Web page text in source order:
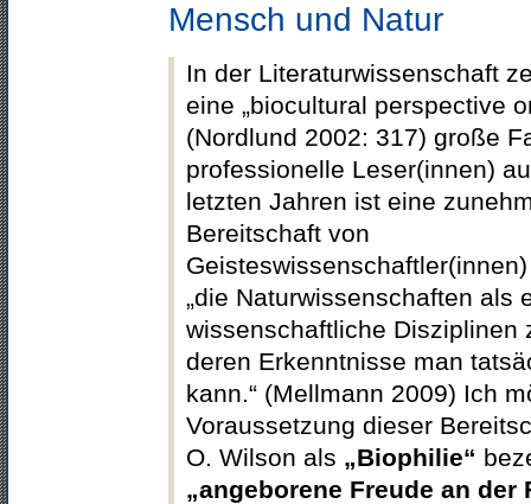
Mensch und Natur
In der Literaturwissenschaft
eine „biocultural perspective
(Nordlund 2002: 317) große
professionelle Leser(innen)
letzten Jahren ist eine
Bereitschaft von
„die Naturwissenschaften als
wissenschaftliche Disziplinen
deren Erkenntnisse man
kann.“ (Mellmann 2009) Ich
Voraussetzung dieser
O. Wilson als „Biophilie“
„angeborene Freude an der